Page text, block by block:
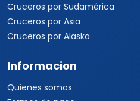
Cruceros por Sudamérica
Cruceros por Asia
Cruceros por Alaska
Informacion
Quienes somos